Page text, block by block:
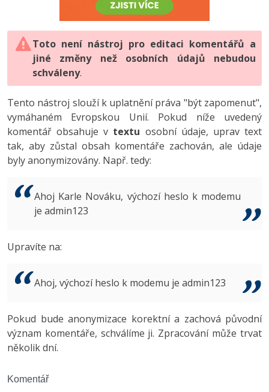
HTML5, CSS3, Bootstrap, SEO
SQL a databáze
Testování a verzování
UML a návrhové vzory
React
Spring
ASP.NET MVC
Best practices
PHP
JavaScript
Python
HTML / CSS
UML a návrhové vzory
MySQL/MariaDB
MS-SQL
Vývojář mobilních aplikací
C# Game developer
Tester
Systémový administrátor
3D grafik
Copywriter
WordPress specialista
-80%
JavaScript -80%
PHP -80%
Swift -80%
Kotlin -80%
VB.NET
Algoritmy -41%
Umělá inteligence (AI) -10%
Digitální gramotnost
Marketing
WordPress
SEO
UX
Business
Copywriting
Windows
Photoshop -80%
Adobe Illustrator -80%
Adobe Lightroom
Adobe XD
Adobe InDesign -25%
Adobe After Effects
Inkscape
Fórum
Toto není nástroj pro editaci komentářů a
jiné změny než osobních údajů nebudou
schváleny.
Tento nástroj slouží k uplatnění práva "být zapomenut",
vymáhaném Evropskou Unií. Pokud níže uvedený
komentář obsahuje v textu osobní údaje, uprav text
tak, aby zůstal obsah komentáře zachován, ale údaje
byly anonymizovány. Např. tedy:
Ahoj Karle Nováku, výchozí heslo k modemu
je admin123
Upravíte na:
Ahoj, výchozí heslo k modemu je admin123
Pokud bude anonymizace korektní a zachová původní
význam komentáře, schválíme ji. Zpracování může trvat
několik dní.
Komentář